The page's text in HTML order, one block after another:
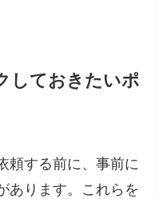
しておきたいポ
頼する前に、事前に
あります。これらを